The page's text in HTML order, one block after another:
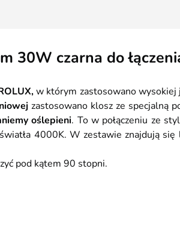
30W czarna do
w którym zastosowano
zastosowano klosz ze specjalną
oślepieni. To w połączeniu ze
4000K. W zestawie znajdują
pod kątem 90 stopni.